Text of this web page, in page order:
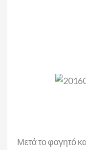
Μετά το φαγητό